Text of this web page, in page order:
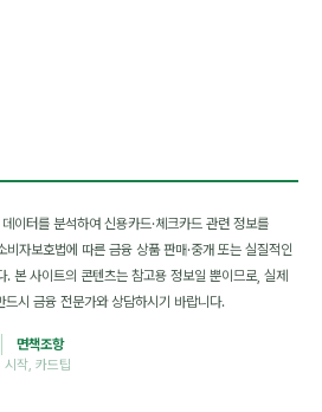
이터를 분석하여 신용카드·체크카드 관련 정보를
자보호법에 따른 금융 상품 판매·중개 또는 실질적인
. 본 사이트의 콘텐츠는 참고용 정보일 뿐이므로, 실제
시 금융 전문가와 상담하시기 바랍니다.
면책조항
작, 카드팁